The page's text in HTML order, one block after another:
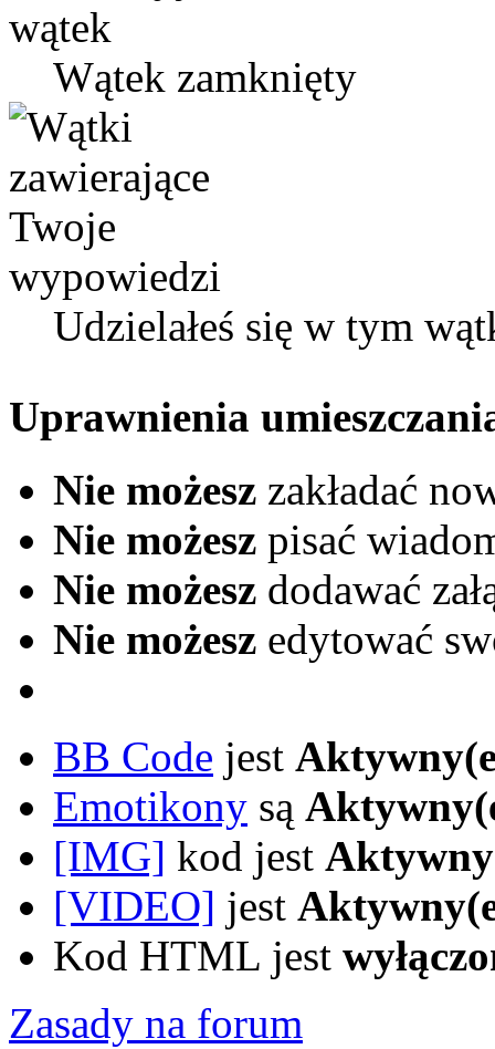
Wątek zamknięty
Udzielałeś się w tym
Uprawnienia
Nie możesz zakładać
Nie możesz pisać
Nie możesz dodawać
Nie możesz edytować
BB Code jest
Emotikony są
[IMG] kod jest
[VIDEO] jest
Kod HTML jest
Zasady na forum